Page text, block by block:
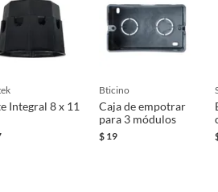
Integral 8 x 11
bticino
Caja de empotrar
para 3 módulos
$ 19